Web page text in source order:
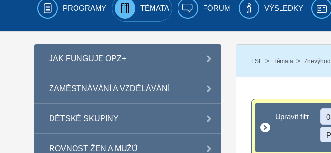
PROGRAMY TÉMATA FÓRUM VÝSLEDKY
JAK FUNGUJE OPZ+
ZAMĚSTNÁVÁNÍ A VZDĚLÁVÁNÍ
DĚTSKÉ SKUPINY
ROVNOST ŽEN A MUŽŮ
ESF / Témata /
Upravit filtr
Upravit filtr